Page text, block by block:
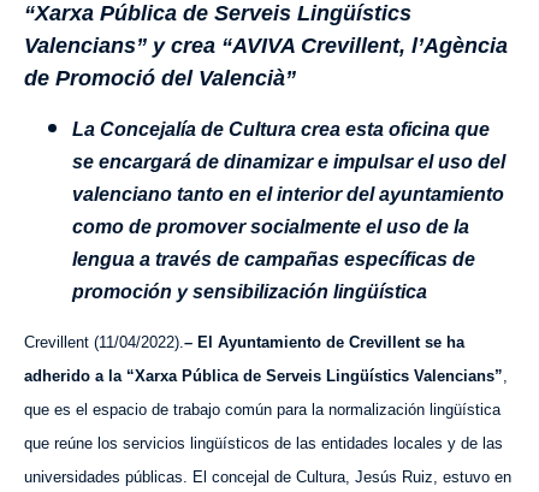
“Xarxa Pública de Serveis Lingüístics
Valencians” y crea “AVIVA Crevillent, l’Agència
de Promoció del Valencià”
La Concejalía de Cultura crea esta oficina que
se encargará de dinamizar e impulsar el uso del
valenciano tanto en el interior del ayuntamiento
como de promover socialmente el uso de la
lengua a través de campañas específicas de
promoción y sensibilización lingüística
Crevillent (11/04/2022).– El Ayuntamiento de Crevillent se ha
adherido a la “Xarxa Pública de Serveis Lingüístics Valencians”,
que es el espacio de trabajo común para la normalización lingüística
que reúne los servicios lingüísticos de las entidades locales y de las
universidades públicas. El concejal de Cultura, Jesús Ruiz, estuvo en